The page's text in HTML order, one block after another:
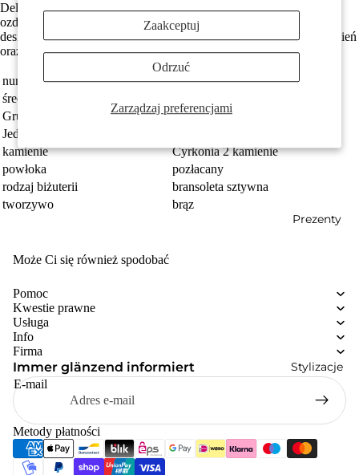
Zarządzaj preferencjami
Zaakceptuj
Odrzuć
Prezenty
Stylizacje
Delikatna bransoletka damska wykonana z brązu w kolorze złota,
ozdobiona połyskującymi cyrkoniami. Minimalistyczny i elegancki
design, który doskonale podkreśli każdą stylizację. Idealna na co dzień
oraz na specjalne okazje. Lekka i wygodna w noszeniu.
numer zamówienia
355284
średnica
Grupa docelowa
damski
Jednostka
kamienie
Cyrkonia 2 kamienie
powłoka
pozłacany
rodzaj biżuterii
bransoleta sztywna
tworzywo
brąz
Może Ci się również spodobać
Pomoc
Kwestie prawne
Usługa
Info
Firma
Immer glänzend informiert
E-mail
Metody płatności